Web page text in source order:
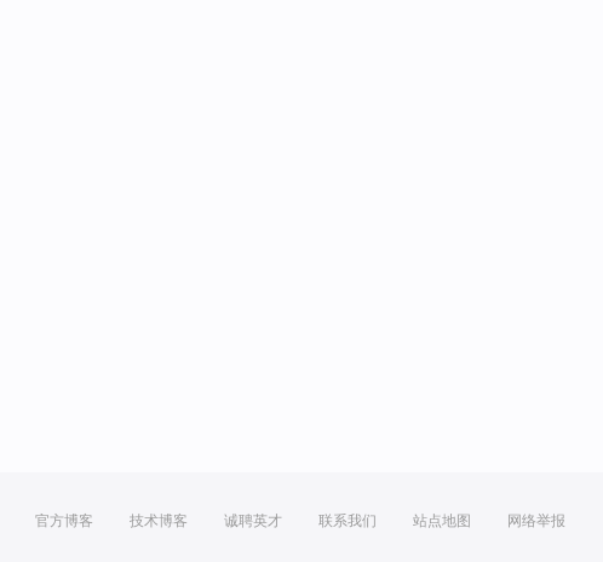
官方博客 技术博客 诚聘英才 联系我们 站点地图 网络举报